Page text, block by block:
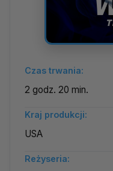
Czas trwania:
2 godz. 20 min.
Kraj produkcji:
USA
Reżyseria: